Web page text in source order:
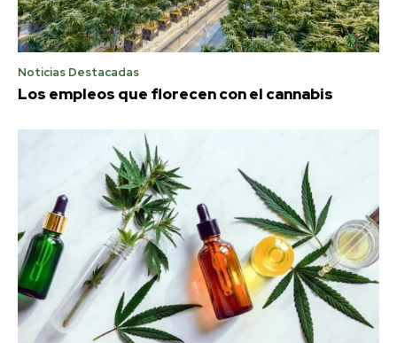
Noticias Destacadas
Los empleos que florecen con el cannabis